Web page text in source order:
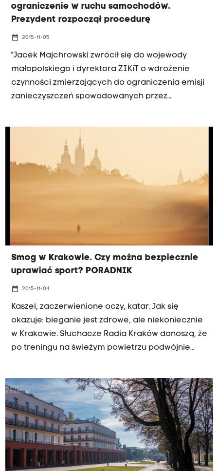
ograniczenie w ruchu samochodów.
Prezydent rozpoczął procedurę
date_range 2015-11-05
"Jacek Majchrowski zwrócił się do wojewody
małopolskiego i dyrektora ZIKiT o wdrożenie
czynności zmierzających do ograniczenia emisji
zanieczyszczeń spowodowanych przez
między innymi zakaz wjazdu do centrum
Krakowa w obrębie II obwodnicy (Aleje Trzech
Wieszczów) samochodów o masie powyżej 3,5
Smog w Krakowie. Czy można bezpiecznie
uprawiać sport? PORADNIK
date_range 2015-11-04
Kaszel, zaczerwienione oczy, katar. Jak się
okazuje: bieganie jest zdrowe, ale niekoniecznie
w Krakowie. Słuchacze Radia Kraków donoszą, że
po treningu na świeżym powietrzu podwójnie
jakie trasy w Krakowie są najmniej
zanieczyszczone?